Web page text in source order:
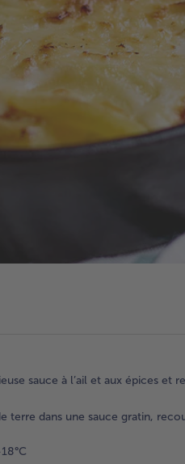
sauce à l’ail et aux épices et
terre dans une sauce gratin,